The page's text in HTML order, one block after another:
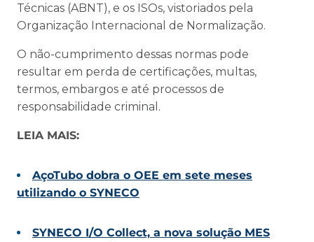
Técnicas (ABNT), e os ISOs, vistoriados pela
Organização Internacional de Normalização.
O não-cumprimento dessas normas pode
resultar em perda de certificações, multas,
termos, embargos e até processos de
responsabilidade criminal.
LEIA MAIS:
AçoTubo dobra o OEE em sete meses
utilizando o SYNECO
SYNECO I/O Collect, a nova solução MES